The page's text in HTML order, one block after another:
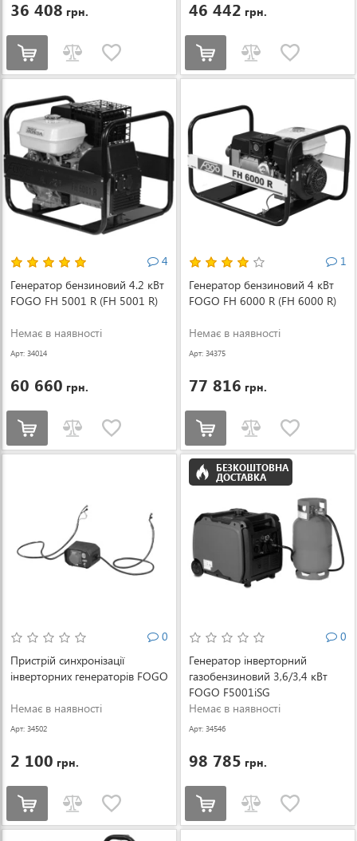
36 408 грн. 46 442 грн.
4
Генератор бензиновий 4.2 кВт
FOGO FH 5001 R (FH 5001 R)
Немає в наявності
Арт: 34014
60 660 грн.
1
Генератор бензиновий 4 кВт
FOGO FH 6000 R (FH 6000 R)
Немає в наявності
Арт: 34375
77 816 грн.
0
Пристрій синхронізації
інверторних генераторів FOGO
Немає в наявності
Арт: 34502
2 100 грн.
БЕЗКОШТОВНА
ДОСТАВКА
0
Генератор інверторний
газобензиновий 3,6/3,4 кВт
FOGO F5001iSG
Немає в наявності
Арт: 34546
98 785 грн.